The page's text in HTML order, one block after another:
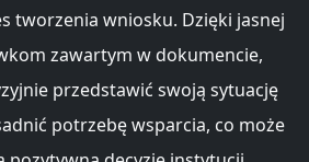
tworzenia wniosku. Dzięki jasnej
zawartym w dokumencie,
przedstawić swoją sytuację
potrzebę wsparcia, co może